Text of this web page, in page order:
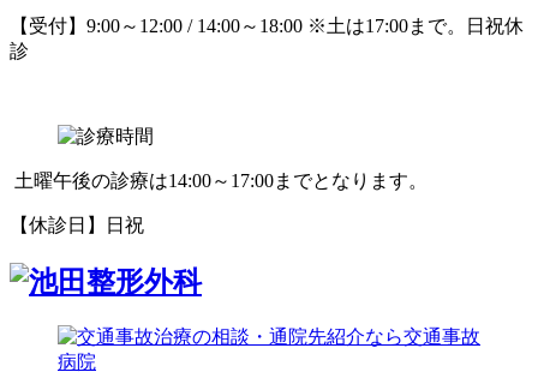
【受付】9:00～12:00 / 14:00～18:00 ※土は17:00まで。日祝休
診
土曜午後の診療は14:00～17:00までとなります。
【休診日】日祝